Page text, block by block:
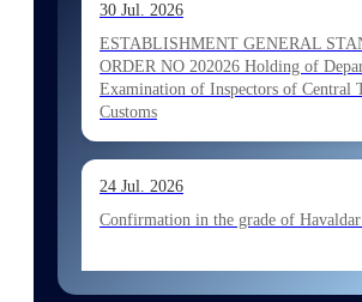
30 Jul. 2026
ESTABLISHMENT GENERAL
ORDER NO 202026 Holding of
Examination of Inspectors of Central
Customs
24 Jul. 2026
Confirmation in the grade of